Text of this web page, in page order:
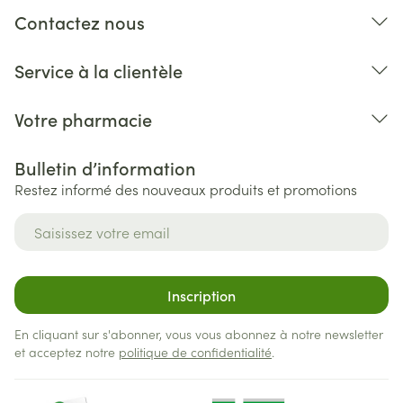
Contactez nous
Service à la clientèle
Votre pharmacie
Bulletin d’information
Restez informé des nouveaux produits et promotions
Inscription
En cliquant sur s'abonner, vous vous abonnez à notre newsletter
et acceptez notre politique de confidentialité.